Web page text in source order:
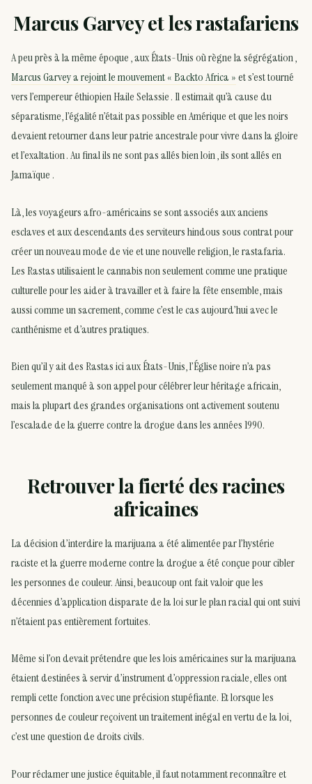
Marcus Garvey et les rastafariens
A peu près à la même époque , aux États-Unis où règne la ségrégation ,
Marcus Garvey a rejoint le mouvement « Backto Africa »et s’est tourné
vers l’empereur éthiopien Haile Selassie . Il estimait qu’à cause du
séparatisme, l’égalité n’était pas possible en Amérique et que les noirs
devaient retourner dans leur patrie ancestrale pour vivre dans la gloire
et l’exaltation . Au final ils ne sont pas allés bien loin , ils sont allés en
Jamaïque .
Là, les voyageurs afro-américains se sont associés aux anciens
esclaves et aux descendants des serviteurs hindous sous contrat pour
créer un nouveau mode de vie et une nouvelle religion, le rastafaria.
Les Rastas utilisaient le cannabis non seulement comme une pratique
culturelle pour les aider à travailler et à faire la fête ensemble, mais
aussi comme un sacrement, comme c’est le cas aujourd’hui avec le
canthénisme et d’autres pratiques.
Bien qu’il y ait des Rastas ici aux États-Unis, l’Église noire n’a pas
seulement manqué à son appel pour célébrer leur héritage africain,
mais la plupart des grandes organisations ont activement soutenu
l’escalade de la guerre contre la drogue dans les années 1990.
Retrouver la fierté des racines
africaines
La décision d’interdire la marijuana a été alimentée par l’hystérie
raciste et la guerre moderne contre la drogue a été conçue pour cibler
les personnes de couleur. Ainsi, beaucoup ont fait valoir que les
décennies d’application disparate de la loi sur le plan racial qui ont suivi
n’étaient pas entièrement fortuites.
Même si l’on devait prétendre que les lois américaines sur la marijuana
étaient destinées à servir d’instrument d’oppression raciale, elles ont
rempli cette fonction avec une précision stupéfiante. Et lorsque les
personnes de couleur reçoivent un traitement inégal en vertu de la loi,
c’est une question de droits civils.
Pour réclamer une justice équitable, il faut notamment reconnaître et